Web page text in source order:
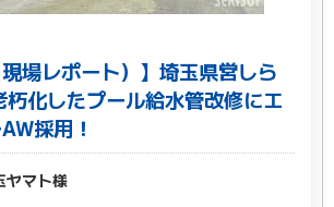
現場レポート）】埼玉県営しら
朽化したプール給水管改修にエ
採用！
ヤマト様